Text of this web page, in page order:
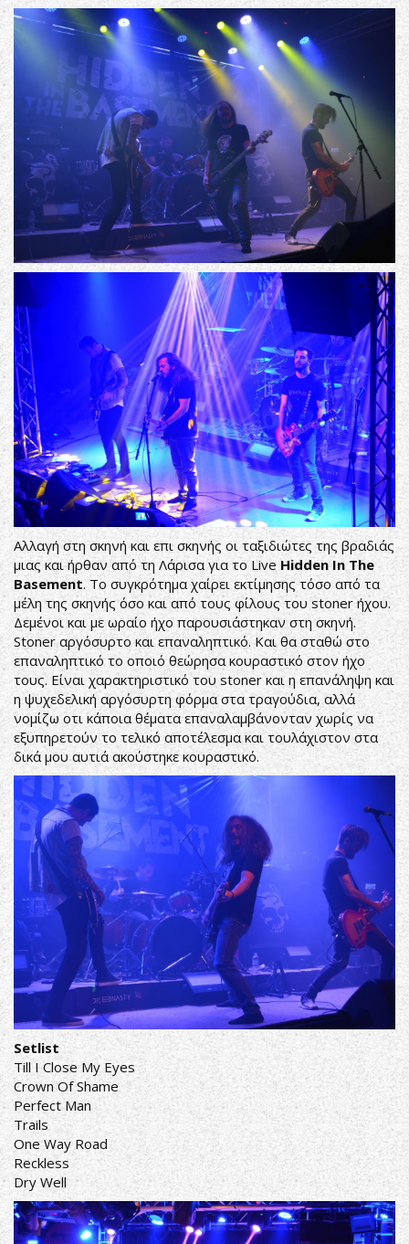
Αλλαγή στη σκηνή και επι σκηνής οι ταξιδιώτες της βραδιάς
μιας και ήρθαν από τη Λάρισα για το Live HiddenInThe
Basement. Το συγκρότημα χαίρει εκτίμησης τόσο από τα
μέλη της σκηνής όσο και από τους φίλους του stoner ήχου.
Δεμένοι και με ωραίο ήχο παρουσιάστηκαν στη σκηνή.
Stoner αργόσυρτο και επαναληπτικό. Και θα σταθώ στο
επαναληπτικό το οποιό θεώρησα κουραστικό στον ήχο
τους. Είναι χαρακτηριστικό του stoner και η επανάληψη και
η ψυχεδελική αργόσυρτη φόρμα στα τραγούδια, αλλά
νομίζω οτι κάποια θέματα επαναλαμβάνονταν χωρίς να
εξυπηρετούν το τελικό αποτέλεσμα και τουλάχιστον στα
δικά μου αυτιά ακούστηκε κουραστικό.
Setlist
Till I Close My Eyes
Crown Of Shame
Perfect Man
Trails
One Way Road
Reckless
Dry Well